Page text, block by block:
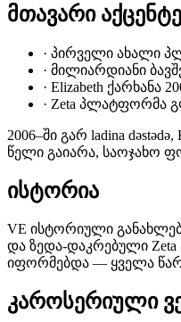
მთავარი
· პირველი ახალი
· მილიარდიანი
· Elizabeth ქარხანა
· Zeta პლატფორმა
2006–ში გარ ladina
წელი გაიარა, საოჯახო
ისტორია
VE ისტორიული
და ზედა-დაკრებული Zeta
იფორმებდა — ყველა
კაროსერიული